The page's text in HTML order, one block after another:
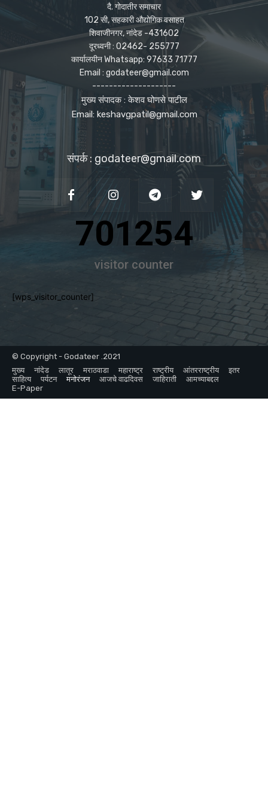
दै. गोदातीर समाचार
102 सी, सहकारी औद्योगिक वसाहत
शिवाजीनगर, नांदेड -431602
दूरध्वनी : 02462- 255777
कार्यालयीन Whatsapp: 97633 71777
Email : godateer@gmail.com
--------------------
मुख्य संपादक : केशव घोणसे पाटील
Email: keshavgpatil@gmail.com
संपर्क : godateer@gmail.com
701254
visitor counter
[wps_visitor_counter]
© Copyright - Godateer .2021
मुख्य
नांदेड लातूर मराठवाडा महाराष्ट्र राष्ट्रीय आंतरराष्ट्रीय
इतर
साहित्य
पर्यटन मनोरंजन आजचे वाढदिवस जाहिराती
आमच्याबद्दल
E-Paper